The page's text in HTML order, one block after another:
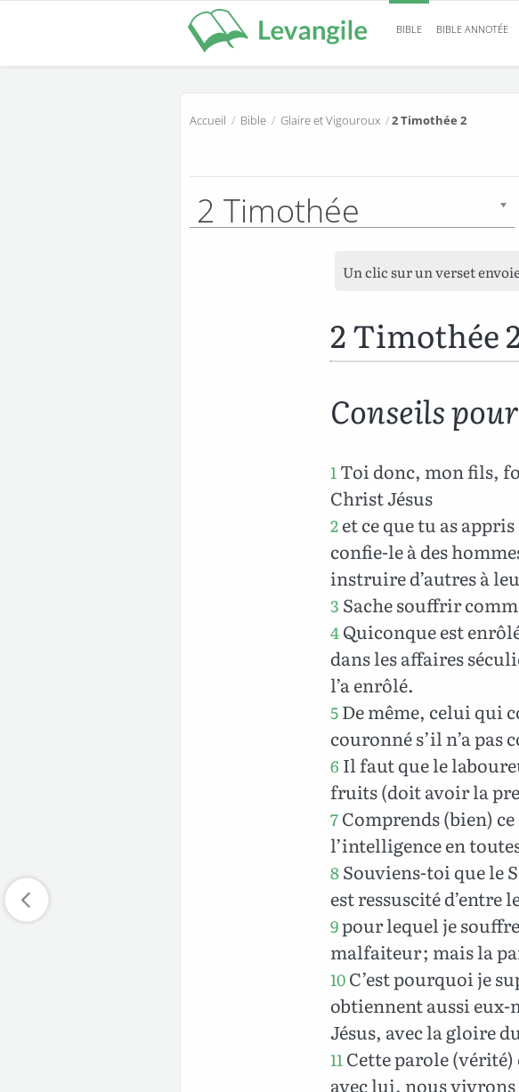
BIBLE BIBLE ANNOTÉE
Accueil / Bible / Glaire et Vigouroux /2 Timothée 2
2 Timothée
Un clic sur un verset
2 Timothée
Conseils
1Toi donc, mon fils,
Christ Jésus
2et ce que tu as
confie-le à des
instruire d’autres à
3 Sache souffrir
4Quiconque est
dans les affaires
l’a enrôlé.
5De même, celui qui
couronné s’il n’a pas
6 Il faut que le
fruits (doit avoir la
7Comprends (bien)
l’intelligence en
8Souviens-toi que le
est ressuscité d’entre
9pour lequel je
malfaiteur ; mais la
10C’est pourquoi je
obtiennent aussi eux-
Jésus, avec la gloire
11Cette parole
avec lui, nous vivrons